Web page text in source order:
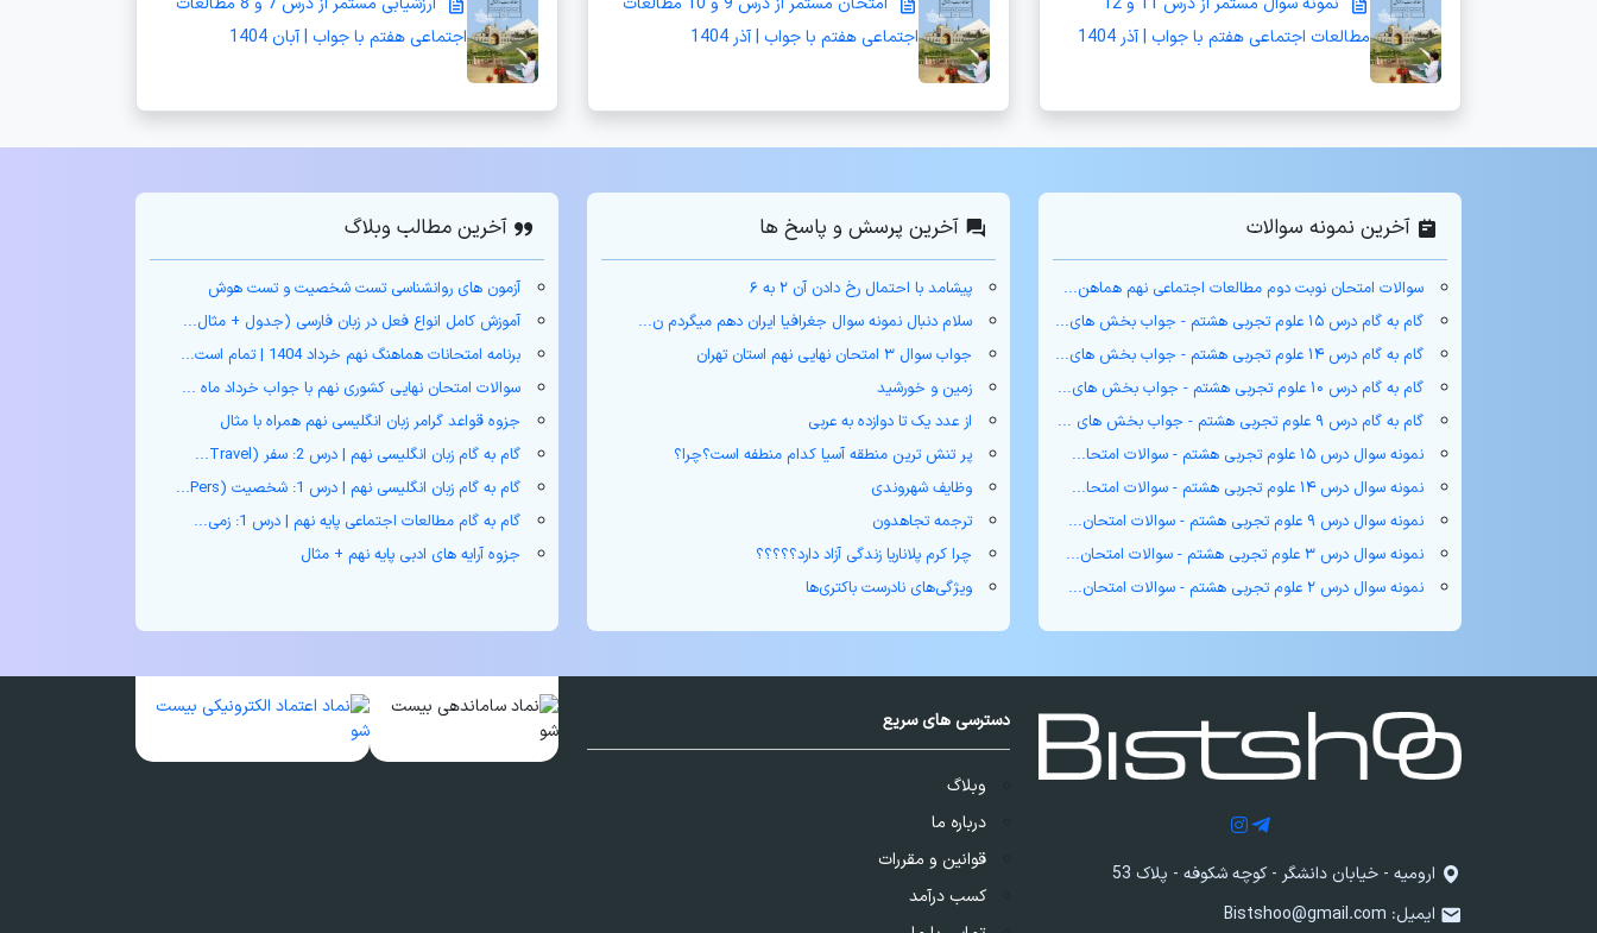
مطالعات اجتماعی هفتم با جواب | آذر 1404
اجتماعی هفتم با جواب | آذر 1404
اجتماعی هفتم با جواب | آبان 1404
آخرین نمونه سوالات
سوالات امتحان نوبت دوم مطالعات اجتماعی نهم هماهن...
گام به گام درس ۱۵ علوم تجربی هشتم - جواب بخش های...
گام به گام درس ۱۴ علوم تجربی هشتم - جواب بخش های...
گام به گام درس ۱۰ علوم تجربی هشتم - جواب بخش های...
گام به گام درس ۹ علوم تجربی هشتم - جواب بخش های ...
نمونه سوال درس ۱۵ علوم تجربی هشتم - سوالات امتحا...
نمونه سوال درس ۱۴ علوم تجربی هشتم - سوالات امتحا...
نمونه سوال درس ۹ علوم تجربی هشتم - سوالات امتحان...
نمونه سوال درس ۳ علوم تجربی هشتم - سوالات امتحان...
نمونه سوال درس ۲ علوم تجربی هشتم - سوالات امتحان...
آخرین پرسش و پاسخ ها
پیشامد با احتمال رخ دادن آن ۲ به ۶
سلام دنبال نمونه سوال جغرافیا ایران دهم میگردم ن...
جواب سوال ۳ امتحان نهایی نهم استان تهران
زمین و خورشید
از عدد یک تا دوازده به عربی
پر تنش ترین منطقه آسیا کدام منطفه است؟چرا؟
وظایف شهروندی
ترجمه تجاهدون
چرا کرم پلاناریا زندگی آزاد دارد؟؟؟؟؟
ویژگی‌های نادرست باکتری‌ها
آخرین مطالب وبلاگ
آزمون های روانشناسی تست شخصیت و تست هوش
آموزش کامل انواع فعل در زبان فارسی (جدول + مثال‌...
برنامه امتحانات هماهنگ نهم خرداد 1404 | تمام است...
سوالات امتحان نهایی کشوری نهم با جواب خرداد ماه ...
جزوه قواعد گرامر زبان انگلیسی نهم همراه با مثال
گام به گام زبان انگلیسی نهم | درس 2: سفر (Travel...
گام به گام زبان انگلیسی نهم | درس 1: شخصیت (Pers...
گام به گام مطالعات اجتماعی پایه نهم | درس 1: زمی...
جزوه آرایه های ادبی پایه نهم + مثال
ارومیه - خیابان دانشگر - کوچه شکوفه - پلاک 53
ایمیل: Bistshoo@gmail.com
دسترسی های سریع
وبلاگ
درباره ما
قوانین و مقررات
کسب درآمد